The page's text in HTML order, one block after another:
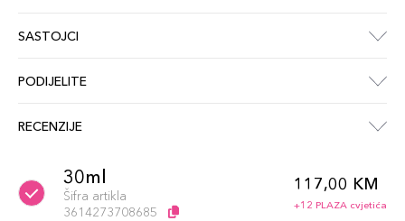
SASTOJCI
PODIJELITE
RECENZIJE
30ml
Šifra artikla
3614273708685
117,00 KM
+12 PLAZA cvjetića